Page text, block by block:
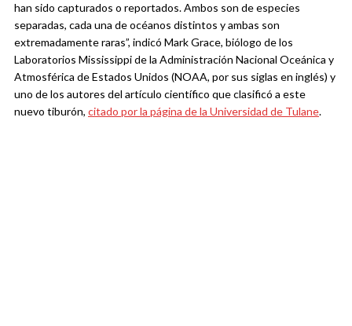
han sido capturados o reportados. Ambos son de especies
separadas, cada una de océanos distintos y ambas son
extremadamente raras”, indicó Mark Grace, biólogo de los
Laboratorios Mississippi de la Administración Nacional Oceánica y
Atmosférica de Estados Unidos (NOAA, por sus siglas en inglés) y
uno de los autores del artículo científico que clasificó a este
nuevo tiburón, citado por la página de la Universidad de Tulane.